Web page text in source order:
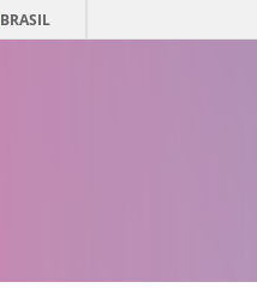
BRASIL